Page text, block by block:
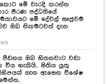
මේ වැරදි කරන්න
ජීරණ පද්ධතියේ
මේ දේවල් සෘජුවම
ඔබ නිකමටවත් දැන
ඔබ හිතනවාට වඩා
විය හැකියි.. සිතිය යුතු
ගැන ඇසෙන විශේෂ